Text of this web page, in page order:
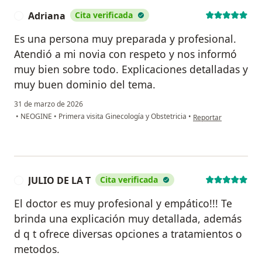
Adriana Cita verificada
Es una persona muy preparada y profesional.
Atendió a mi novia con respeto y nos informó
muy bien sobre todo. Explicaciones detalladas y
muy buen dominio del tema.
31 de marzo de 2026
• NEOGINE • Primera visita Ginecología y Obstetricia • en opinión del
Reportar
JULIO DE LA T Cita verificada
El doctor es muy profesional y empático!!! Te
brinda una explicación muy detallada, además
d q t ofrece diversas opciones a tratamientos o
metodos.